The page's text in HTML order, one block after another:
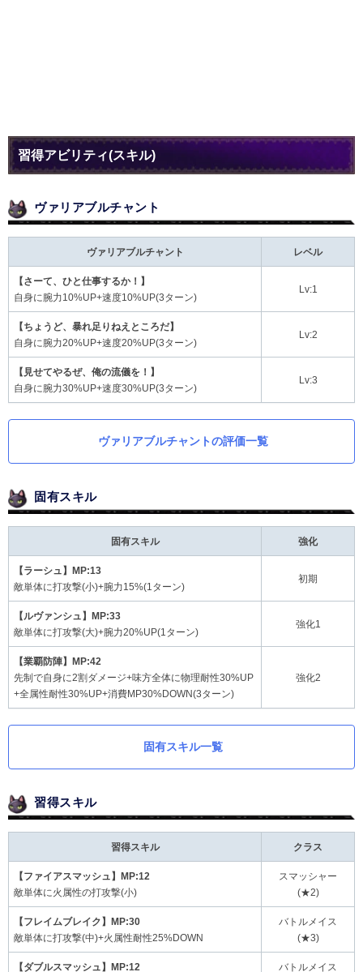
習得アビリティ(スキル)
ヴァリアブルチャント
ヴァリアブルチャント レベル
【さーて、ひと仕事するか！】
自身に腕力10%UP+速度10%UP(3ターン)
Lv:1
【ちょうど、暴れ足りねえところだ】
自身に腕力20%UP+速度20%UP(3ターン)
Lv:2
【見せてやるぜ、俺の流儀を！】
自身に腕力30%UP+速度30%UP(3ターン)
Lv:3
ヴァリアブルチャントの評価一覧
固有スキル
固有スキル 強化
【ラーシュ】MP:13
敵単体に打攻撃(小)+腕力15%(1ターン)
初期
【ルヴァンシュ】MP:33
敵単体に打攻撃(大)+腕力20%UP(1ターン)
強化1
【業覇防陣】MP:42
先制で自身に2割ダメージ+味方全体に物理耐性30%UP
+全属性耐性30%UP+消費MP30%DOWN(3ターン)
強化2
固有スキル一覧
習得スキル
習得スキル クラス
【ファイアスマッシュ】MP:12
敵単体に火属性の打攻撃(小)
スマッシャー
(★2)
【フレイムブレイク】MP:30
敵単体に打攻撃(中)+火属性耐性25%DOWN
バトルメイス
(★3)
【ダブルスマッシュ】MP:12
バトルメイス